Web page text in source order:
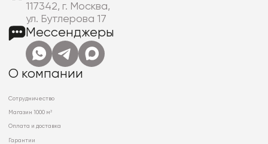
117342, г. Москва,
ул. Бутлерова 17
Мессенджеры
О компании
Сотрудничество
Магазин 1000 м²
Оплата и доставка
Гарантии